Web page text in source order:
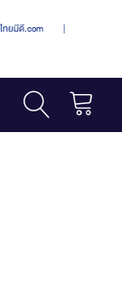
ทยมีดี.com |